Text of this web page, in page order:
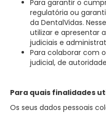
Para garantir o
regulatória ou
da DentalVidas.
utilizar e apresentar
judiciais e
Para colaborar com
judicial, de
Para quais finalidades
Os seus dados pessoais